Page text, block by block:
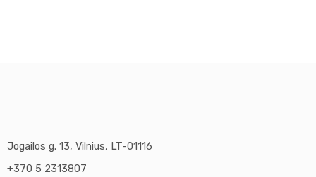
Jogailos g. 13, Vilnius, LT-01116
+370 5 2313807